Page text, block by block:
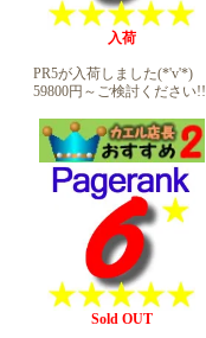
入荷
PR5が入荷しました(*'v'*)
59800円～ご検討ください!!
Sold OUT